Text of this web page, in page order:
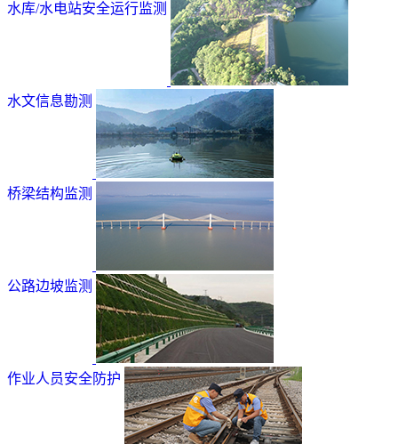
水库/水电站安全运行监测
水文信息勘测
桥梁结构监测
公路边坡监测
作业人员安全防护